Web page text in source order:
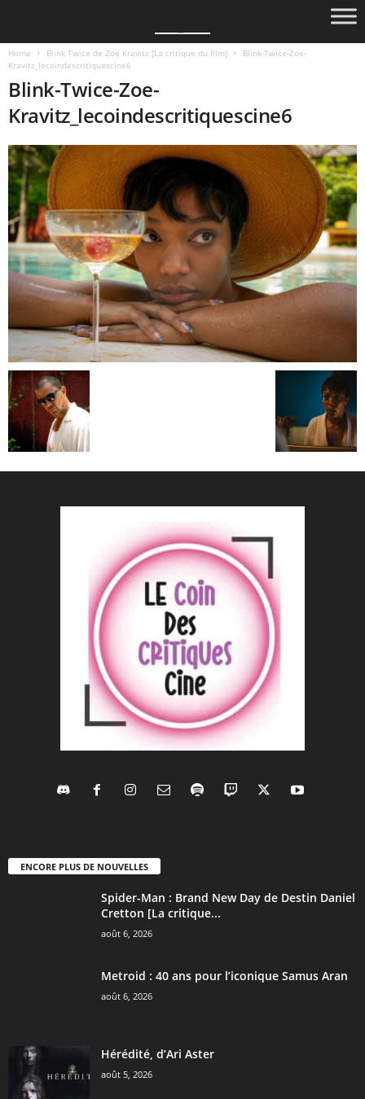
Home Blink Twice de Zoë Kravitz [La critique du film]
Blink-Twice-Zoe-
Kravitz_lecoindescritiquescine6
Blink-Twice-Zoe-
Kravitz_lecoindescritiquescine6
ENCORE PLUS DE NOUVELLES
Spider-Man : Brand New Day de Destin Daniel
Cretton [La critique...
août 6, 2026
Metroid : 40 ans pour l’iconique Samus Aran
août 6, 2026
Hérédité, d’Ari Aster
août 5, 2026